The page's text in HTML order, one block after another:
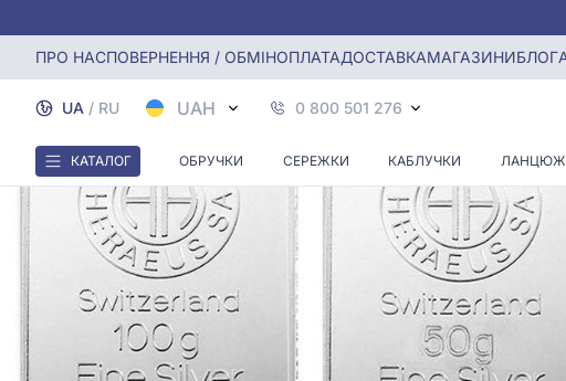
ПРО НАСПОВЕРНЕННЯ / ОБМІНОПЛАТАДОСТАВКАМАГАЗИНИБЛОГ
UA / RU UAH 0 800 501 276
КАТАЛОГ ОБРУЧКИ СЕРЕЖКИ КАБЛУЧКИ
Головна Блог Цікаво знати Які бувають проби срібла.